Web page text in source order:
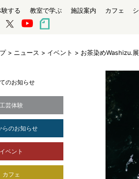
する 教室で学ぶ 施設案内 カフェ
> ニュース > イベント > お茶染めWashizu.
のお知らせ
工芸体験
らのお知らせ
イベント
カフェ